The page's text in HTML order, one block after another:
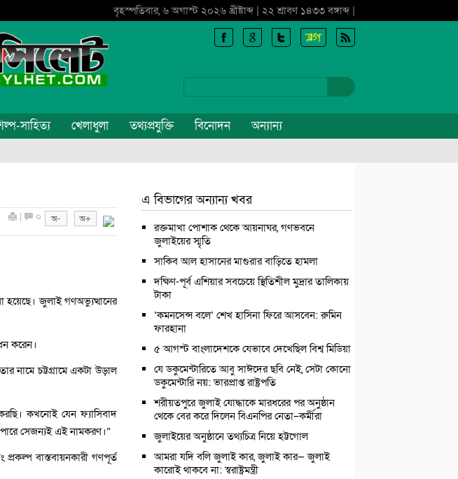
বৃহস্পতিবার, ৬ অগাস্ট ২০২৬ খ্রীষ্টাব্দ | ২২ শ্রাবণ ১৪৩৩ বঙ্গাব্দ |
সাহিত্য খেলাধুলা তথ্যপ্রযুক্তি বিনোদন অন্যান্য
| ০
হয়েছে। জুলাই গণঅভ্যুত্থানের
করেন।
নামে চট্টগ্রামে একটা উড়াল
কখনোই যেন ফ্যাসিবাদ
সেজন্যই এই নামকরণ।”
বাস্তবায়নকারী গণপূর্ত
এ বিভাগের অন্যান্য খবর
রক্তমাখা পোশাক থেকে আয়নাঘর, গণভবনে
জুলাইয়ের স্মৃতি
সাকিব আল হাসানের মাগুরার বাড়িতে হামলা
দক্ষিণ-পূর্ব এশিয়ার সবচেয়ে স্থিতিশীল মুদ্রার তালিকায়
টাকা
‘কমনসেন্স বলে’ শেখ হাসিনা ফিরে আসবেন: রুমিন
ফারহানা
৫ আগস্ট বাংলাদেশকে যেভাবে দেখেছিল বিশ্ব মিডিয়া
যে ডকুমেন্টারিতে আবু সাঈদের ছবি নেই, সেটা কোনো
ডকুমেন্টারি নয়: ভারপ্রাপ্ত রাষ্ট্রপতি
শরীয়তপুরে জুলাই যোদ্ধাকে মারধরের পর অনুষ্ঠান
থেকে বের করে দিলেন বিএনপির নেতা–কর্মীরা
জুলাইয়ের অনুষ্ঠানে তথ্যচিত্র নিয়ে হট্টগোল
আমরা যদি বলি জুলাই কার, জুলাই কার— জুলাই
কারোই থাকবে না: স্বরাষ্ট্রমন্ত্রী